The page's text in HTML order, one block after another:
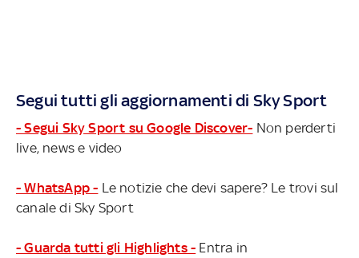
Segui tutti gli aggiornamenti di Sky Sport
- Segui Sky Sport su Google Discover- Non perderti
live, news e video
- WhatsApp - Le notizie che devi sapere? Le trovi sul
canale di Sky Sport
- Guarda tutti gli Highlights - Entra in